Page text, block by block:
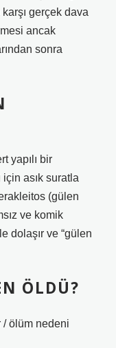
gerçek dava
ancak
sonra
yapılı bir
asık suratla
(gülen
ve komik
dolaşır ve “gülen
ÖLDÜ?
/ ölüm nedeni